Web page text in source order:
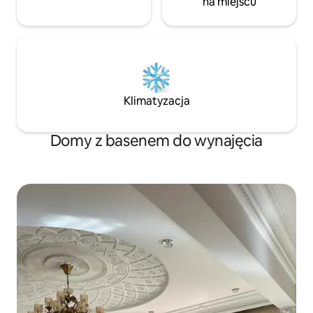
Klimatyzacja
Domy z basenem do wynajęcia